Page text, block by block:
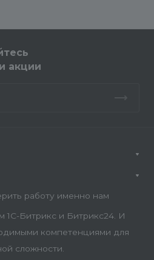
акции
работу именно нам
1С-Битрикс и Битрикс24. И
компетенциями для
сложности.